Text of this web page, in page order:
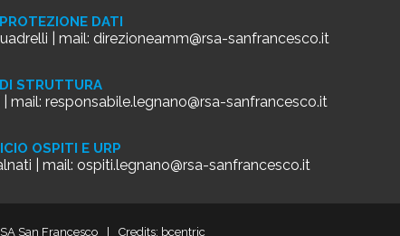
DATI
| mail: direzioneamm@rsa-sanfrancesco.it
STRUTTURA
mail: responsabile.legnano@rsa-sanfrancesco.it
OSPITI E URP
| mail: ospiti.legnano@rsa-sanfrancesco.it
San Francesco Credits: bcentric